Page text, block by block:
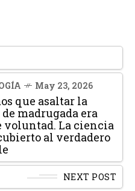
May 23, 2026
que asaltar la
madrugada era
voluntad. La ciencia
al verdadero
NEXT POST